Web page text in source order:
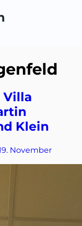
Villa
Klein
November